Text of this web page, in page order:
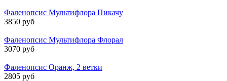
Фаленопсис Мультифлора Пикачу
3850 руб
Фаленопсис Мультифлора Флорал
3070 руб
Фаленопсис Оранж, 2 ветки
2805 руб